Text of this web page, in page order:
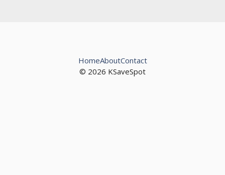
© 2026 KSaveSpot
HomeAboutContact